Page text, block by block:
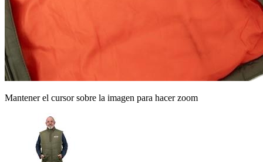
Mantener el cursor sobre la imagen para hacer zoom